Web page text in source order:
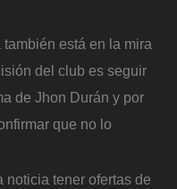
está en la mira
del club es seguir
de Jhon Durán y por
que no lo
noticia tener ofertas de